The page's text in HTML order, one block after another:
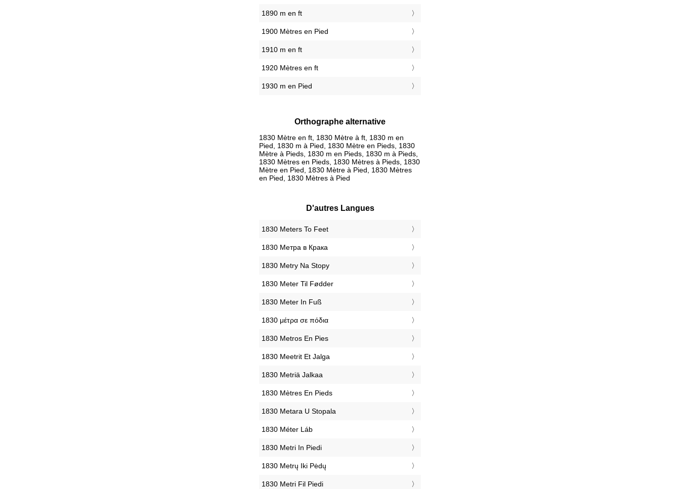
1890 m en ft
1900 Mètres en Pied
1910 m en ft
1920 Mètres en ft
1930 m en Pied
Orthographe alternative
1830 Mètre en ft, 1830 Mètre à ft, 1830 m en
Pied, 1830 m à Pied, 1830 Mètre en Pieds, 1830
Mètre à Pieds, 1830 m en Pieds, 1830 m à Pieds,
1830 Mètres en Pieds, 1830 Mètres à Pieds, 1830
Mètre en Pied, 1830 Mètre à Pied, 1830 Mètres
en Pied, 1830 Mètres à Pied
D'autres Langues
‎1830 Meters To Feet
‎1830 Метра в Крака
‎1830 Metry Na Stopy
‎1830 Meter Til Fødder
‎1830 Meter In Fuß
‎1830 μέτρα σε πόδια
‎1830 Metros En Pies
‎1830 Meetrit Et Jalga
‎1830 Metriä Jalkaa
‎1830 Mètres En Pieds
‎1830 Metara U Stopala
‎1830 Méter Láb
‎1830 Metri In Piedi
‎1830 Metrų Iki Pėdų
‎1830 Metri Fil Piedi